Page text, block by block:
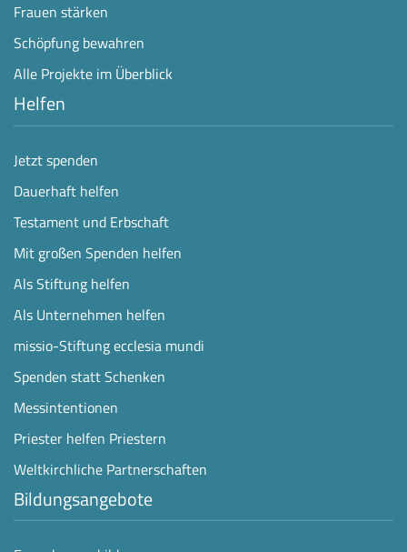
Frauen stärken
Schöpfung bewahren
Alle Projekte im Überblick
Helfen
Jetzt spenden
Dauerhaft helfen
Testament und Erbschaft
Mit großen Spenden helfen
Als Stiftung helfen
Als Unternehmen helfen
missio-Stiftung ecclesia mundi
Spenden statt Schenken
Messintentionen
Priester helfen Priestern
Weltkirchliche Partnerschaften
Bildungsangebote